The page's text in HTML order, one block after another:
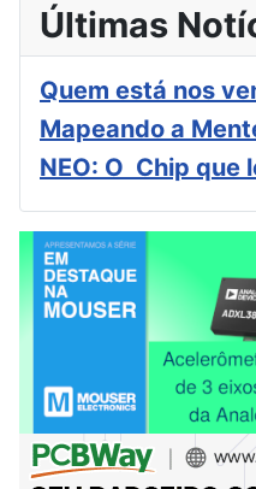
Últimas
Quem está nos
Mapeando a
NEO: O Chip que